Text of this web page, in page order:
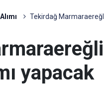
Tekirdağ
yapacak